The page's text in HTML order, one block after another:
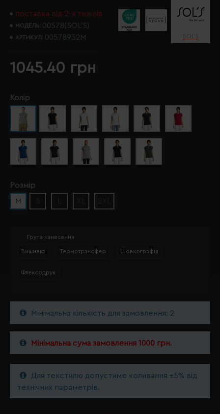
поставка від 2-х тижнів
МОДЕЛЬ: 00578(SOL’S)
АРТИКУЛ: 00578932M SOL’S
1045.40 грн
Колір
Розмір
M
Група нанесення
Вишивка Термотрансфер Шовкографія
Флексодрук
Мінімальна кількість для замовлення: 2
Мінімальна сума замовлення 1000 грн.
Для текстилю допустиме коливання ±5% від
технічних параметрів.